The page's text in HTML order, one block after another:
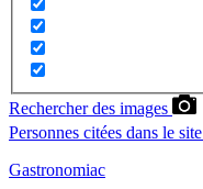
Rechercher des images
Personnes citées dans le site
Gastronomiac